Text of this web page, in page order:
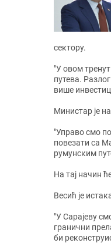
сектору.
"У овом
путева.
више
Министар је
"Управо смо
повезати са
румунским
На тај начин
Весић је
"У Сарајеву
гранични
би